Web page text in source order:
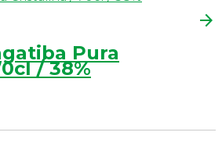
arrow_forward
Pura
/ 38%